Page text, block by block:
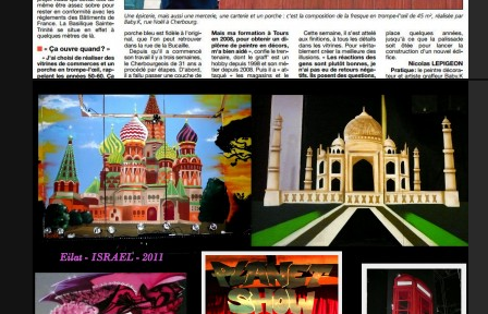
La Presse de la Manche, article « trompe l’œil » – rue Noel à Cherbourg